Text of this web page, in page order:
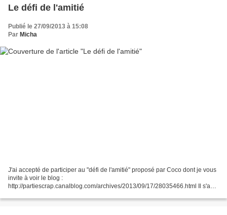
Le défi de l'amitié
Publié le 27/09/2013 à 15:08
Par Micha
J'ai accepté de participer au "défi de l'amitié" proposé par Coco dont je vous
invite à voir le blog :
http://partiescrap.canalblog.com/archives/2013/09/17/28035466.html Il s'agit